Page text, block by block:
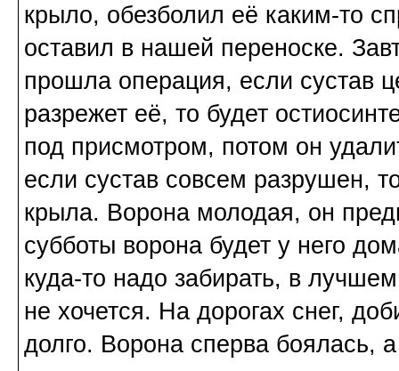
крыло, обезболил её каким-то
оставил в нашей переноске.
прошла операция, если сустав
разрежет её, то будет
под присмотром, потом он
если сустав совсем разрушен,
крыла. Ворона молодая, он
субботы ворона будет у него
куда-то надо забирать, в
не хочется. На дорогах снег,
долго. Ворона сперва боялась,